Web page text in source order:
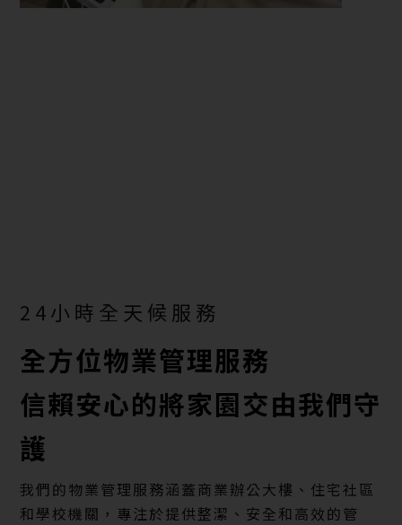
24小時全天候服務
全方位物業管理服務
信賴安心的將家園交由我們守
護
我們的物業管理服務涵蓋商業辦公大樓、住宅社區
和學校機關，專注於提供整潔、安全和高效的管